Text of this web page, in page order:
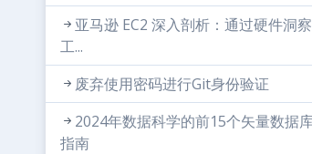
亚马逊 EC2 深入剖析：通过硬件洞
工...
废弃使用密码进行Git身份验证
2024年数据科学的前15个矢量数据
指南